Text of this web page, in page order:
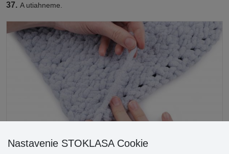
37. A utiahneme.
Nastavenie STOKLASA Cookie